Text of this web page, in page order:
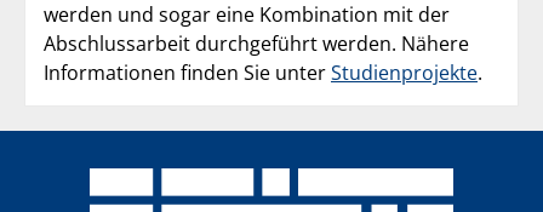
werden und sogar eine Kombination mit der
Abschlussarbeit durchgeführt werden. Nähere
Informationen finden Sie unterStudienprojekte.